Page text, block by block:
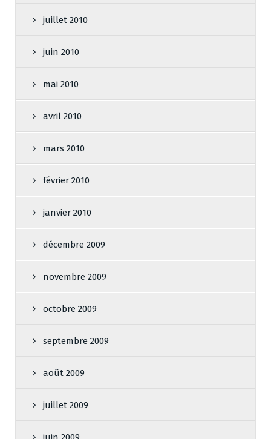
juillet 2010
juin 2010
mai 2010
avril 2010
mars 2010
février 2010
janvier 2010
décembre 2009
novembre 2009
octobre 2009
septembre 2009
août 2009
juillet 2009